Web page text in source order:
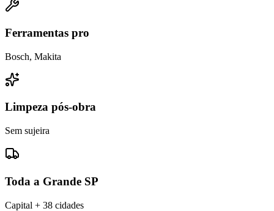
Ferramentas pro
Bosch, Makita
Limpeza pós-obra
Sem sujeira
Toda a Grande SP
Capital + 38 cidades